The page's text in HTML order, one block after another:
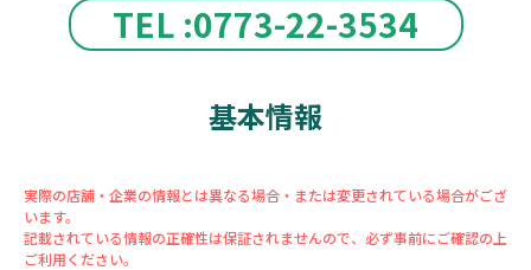
TEL :0773-22-3534
基本情報
実際の店舗・企業の情報とは異なる場合・または変更されている場合がござ
います。
記載されている情報の正確性は保証されませんので、必ず事前にご確認の上
ご利用ください。